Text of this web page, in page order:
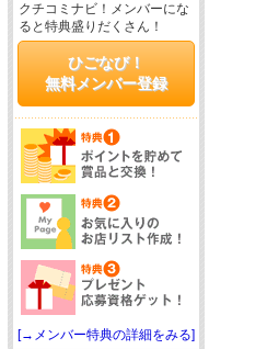
クチコミナビ！メンバーにな
ると特典盛りだくさん！
ひごなび！
無料メンバー登録
[→メンバー特典の詳細をみる]